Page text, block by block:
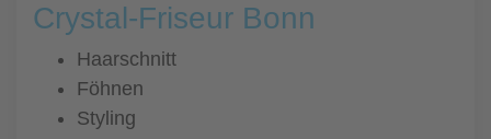
Crystal-Friseur Bonn
Haarschnitt
Föhnen
Styling